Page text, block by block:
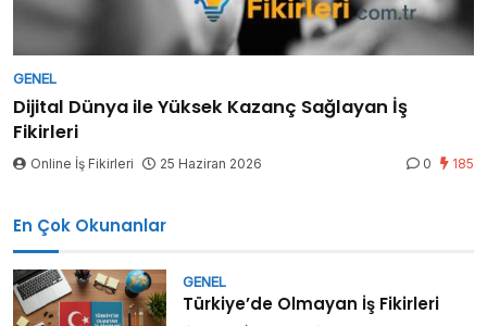
GENEL
Dijital Dünya ile Yüksek Kazanç Sağlayan İş
Fikirleri
Online İş Fikirleri 25 Haziran 2026 0 185
En Çok Okunanlar
GENEL
Türkiye’de Olmayan İş Fikirleri